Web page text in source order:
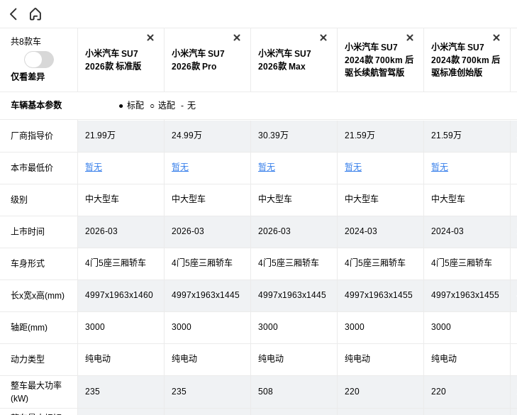
共8款车
仅看差异
小米汽车 SU7
2026款 标准版
小米汽车 SU7
2026款 Pro
小米汽车 SU7
2026款 Max
小米汽车 SU7
2024款 700km 后
驱长续航智驾版
小米汽车 SU7
2024款 700km 后
驱标准创始版
车辆基本参数 ● 标配 ○ 选配 - 无
厂商指导价
本市最低价
级别
上市时间
车身形式
长x宽x高(mm)
轴距(mm)
动力类型
整车最大功率
(kW)
21.99万 24.99万 30.39万 21.59万 21.59万
暂无 暂无 暂无 暂无 暂无
中大型车 中大型车 中大型车 中大型车 中大型车
2026-03 2026-03 2026-03 2024-03 2024-03
4门5座三厢轿车 4门5座三厢轿车 4门5座三厢轿车 4门5座三厢轿车 4门5座三厢轿车
4997x1963x1460 4997x1963x1445 4997x1963x1445 4997x1963x1455 4997x1963x1455
3000 3000 3000 3000 3000
纯电动 纯电动 纯电动 纯电动 纯电动
235 235 508 220 220